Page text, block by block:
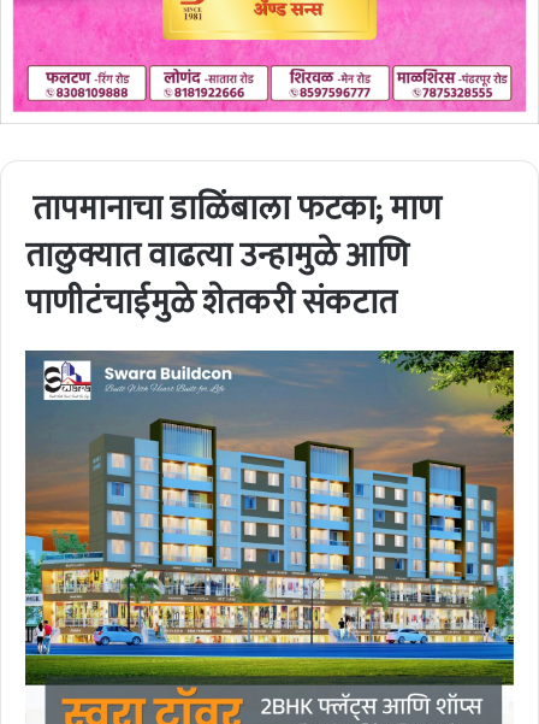
तापमानाचा डाळिंबाला फटका; माण
तालुक्यात वाढत्या उन्हामुळे आणि
पाणीटंचाईमुळे शेतकरी संकटात